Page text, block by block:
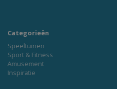
Categorieën
Speeltuinen
Sport & Fitness
Amusement
Inspiratie